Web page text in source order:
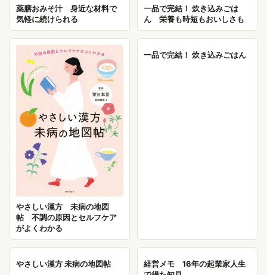
薬膳おみそ汁 身近な材料で
気軽に続けられる
一品で完結！ 炊き込みごは
ん 栄養も時短もおいしさも
やさしい漢方 未病の地図
帖 不調の原因とセルフケア
がよくわかる
一品で完結！ 炊き込みごはん
やさしい漢方 未病の地図帖
経営メモ 16年の起業家人生